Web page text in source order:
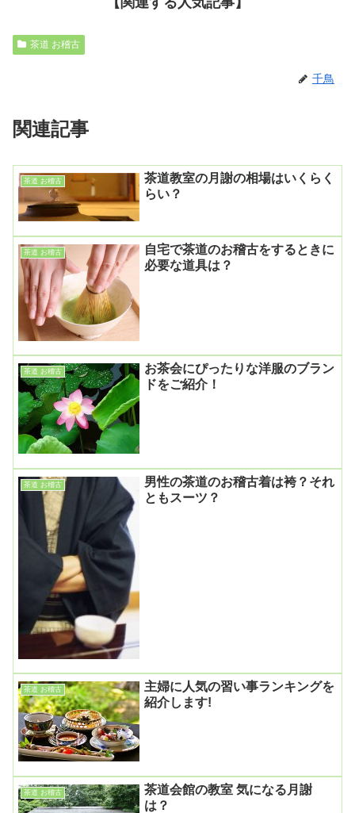
茶道 お稽古
千鳥
関連記事
茶道 お稽古
茶道教室の月謝の相場はいくらく
らい？
茶道 お稽古
自宅で茶道のお稽古をするときに
必要な道具は？
茶道 お稽古
お茶会にぴったりな洋服のブラン
ドをご紹介！
茶道 お稽古
男性の茶道のお稽古着は袴？それ
ともスーツ？
茶道 お稽古
主婦に人気の習い事ランキングを
紹介します!
茶道 お稽古
茶道会館の教室 気になる月謝
は？